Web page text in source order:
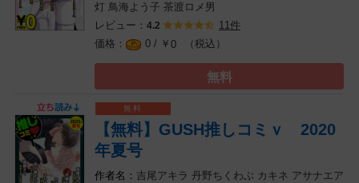
灯 鳥海よう子 茶渡ロメ男
レビュー： 4.2
11件
0 / ￥ 0 （税込）
無料
【無料】GUSH推しコミｖ 2020
年夏号
吉尾アキラ 丹野ちくわぶ カキネ アサナエア